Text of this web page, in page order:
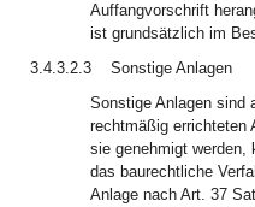
Auffangvorschrift
ist grundsätzlich im
3.4.3.2.3
Sonstige Anlagen
Sonstige Anlagen sind
rechtmäßig errichteten
sie genehmigt
das baurechtliche
Anlage nach Art. 37